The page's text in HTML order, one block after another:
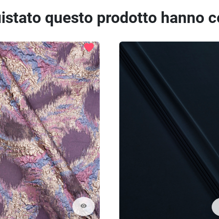
questo prodotto hanno
visibility
favorite